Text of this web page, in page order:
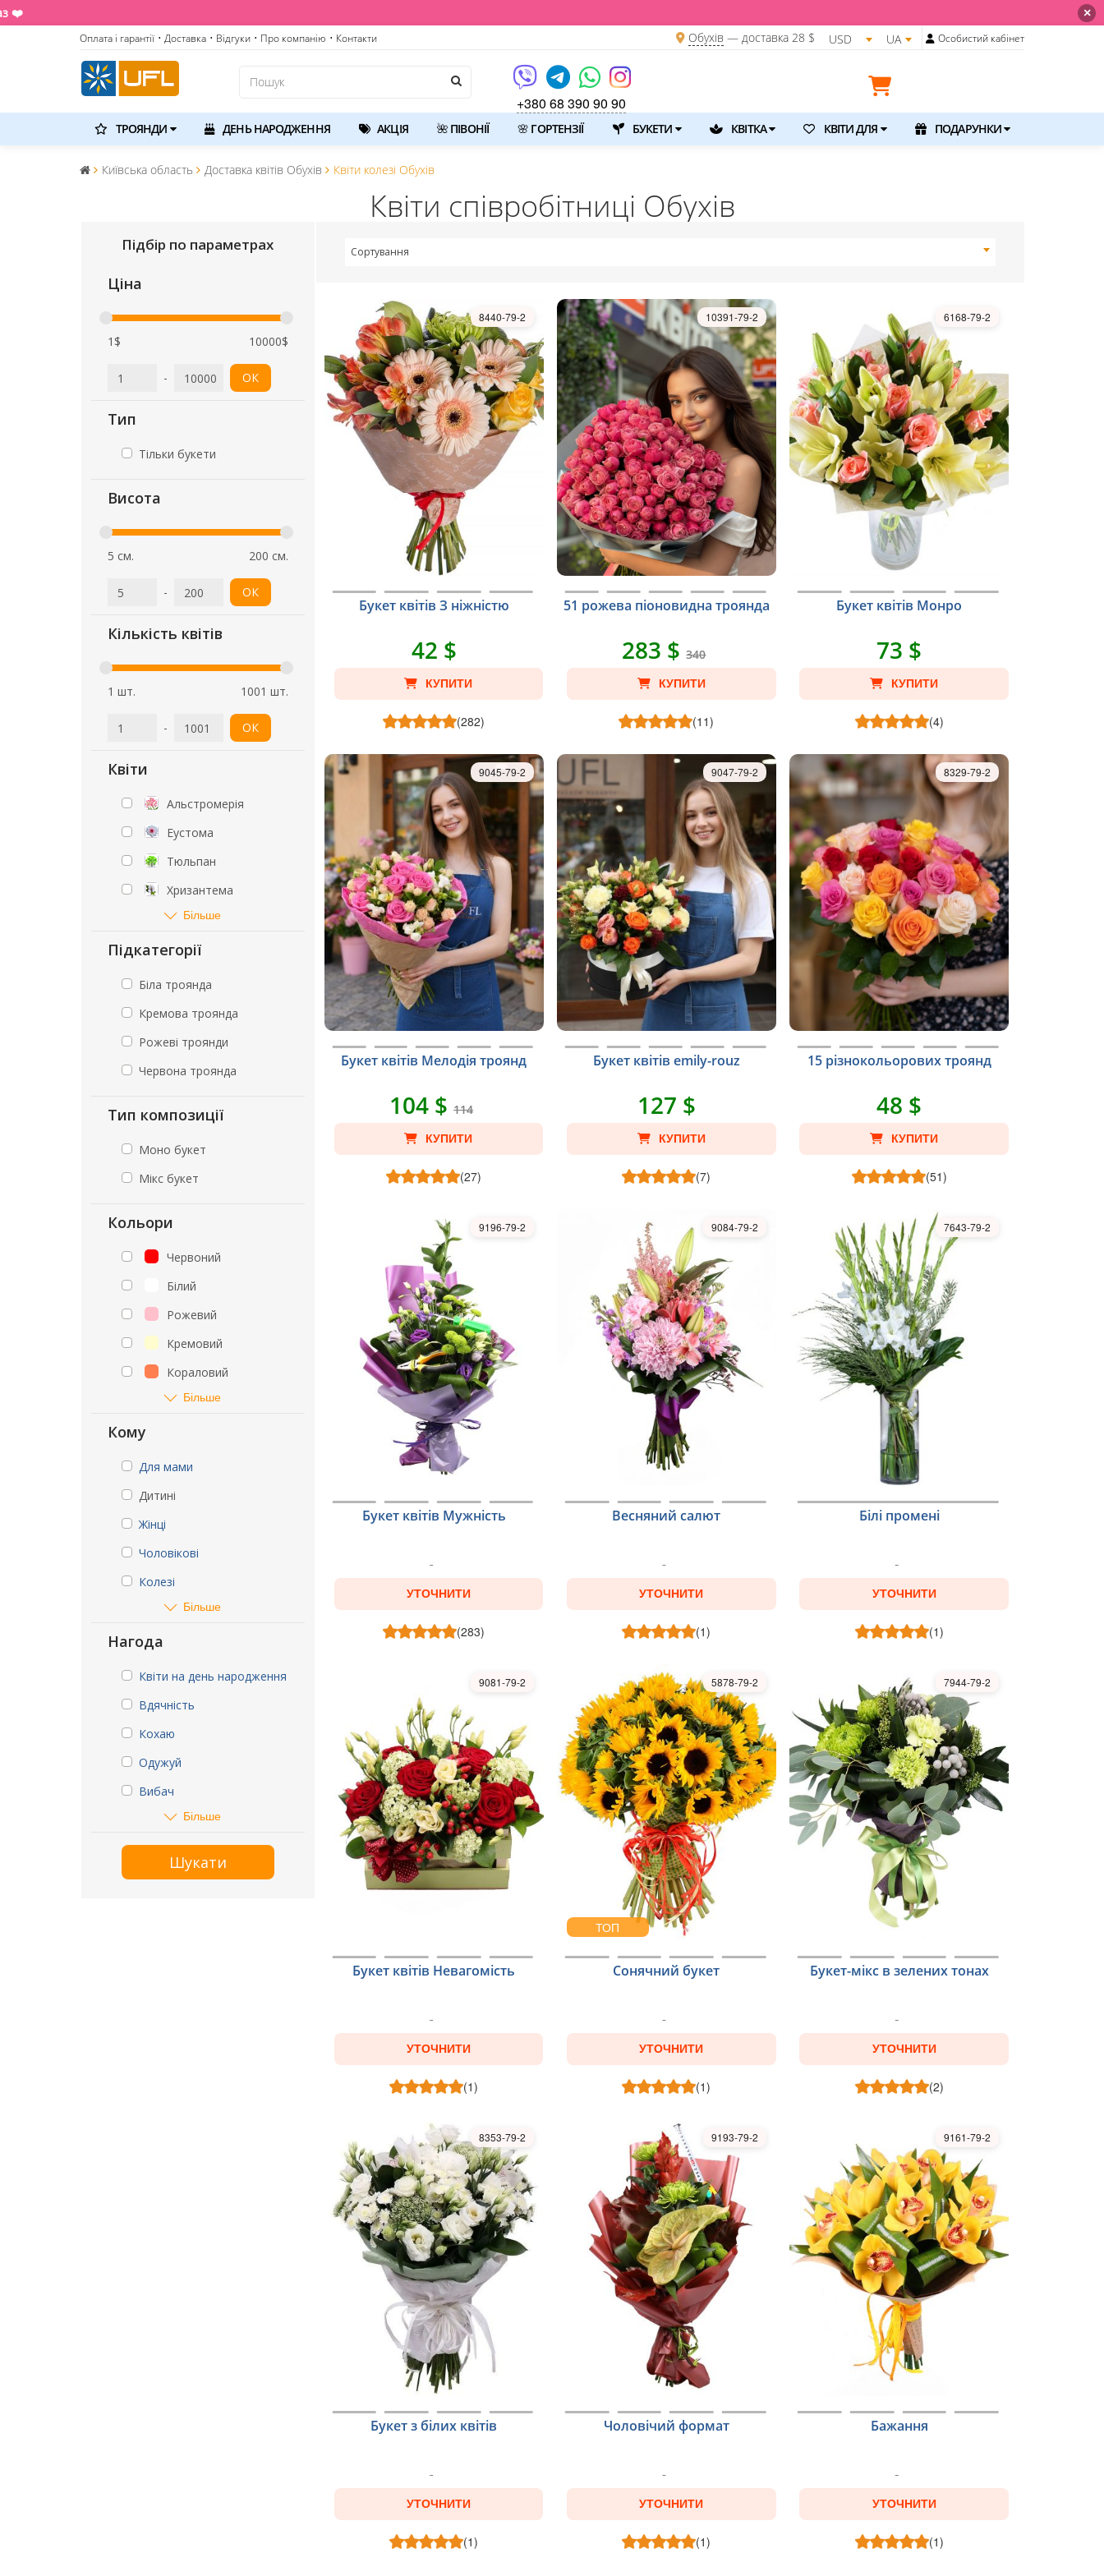
💐 Щойно отримали свіжу
×
Оплата і гарантії • Доставка • Відгуки • Про компанію • Контакти Обухів— доставка 28 $ USD UA Особистий кабінет
+380 68 390 90 90
ТРОЯНДИ ДЕНЬ НАРОДЖЕННЯ АКЦІЯ 🌺 ПІВОНІЇ 🌸 ГОРТЕНЗІЇ БУКЕТИ КВІТКА КВІТИ ДЛЯ ПОДАРУНКИ
Київська область Доставка квітів Обухів Квіти колезі Обухів
Квіти співробітниці Обухів
Підбір по параметрах
Ціна
1$ 10000$
- ОК
Тип
Тільки букети
Висота
5 см. 200 см.
- ОК
Кількість квітів
1 шт. 1001 шт.
- ОК
Квіти
Альстромерія
Еустома
Тюльпан
Хризантема
Більше
Підкатегорії
Біла троянда
Кремова троянда
Рожеві троянди
Червона троянда
Тип композиції
Моно букет
Мікс букет
Кольори
Червоний
Білий
Рожевий
Кремовий
Кораловий
Більше
Кому
Для мами
Дитині
Жінці
Чоловікові
Колезі
Більше
Нагода
Квіти на день народження
Вдячність
Кохаю
Одужуй
Вибач
Більше
Шукати
Сортування
Букет квітів З ніжністю
8440-79-2
42 $
КУПИТИ
(282)
51 рожева піоновидна троянда
10391-79-2
283 $340
КУПИТИ
(11)
Букет квітів Монро
6168-79-2
73 $
КУПИТИ
(4)
Букет квітів Мелодія троянд
9045-79-2
104 $114
КУПИТИ
(27)
Букет квітів emily-rouz
9047-79-2
127 $
КУПИТИ
(7)
15 різнокольорових троянд
8329-79-2
48 $
КУПИТИ
(51)
Букет квітів Мужність
9196-79-2
УТОЧНИТИ
(283)
Весняний салют
9084-79-2
УТОЧНИТИ
(1)
Білі промені
7643-79-2
УТОЧНИТИ
(1)
Букет квітів Невагомість
9081-79-2
УТОЧНИТИ
(1)
ТОП
Сонячний букет
5878-79-2
УТОЧНИТИ
(1)
Букет-мікс в зелених тонах
7944-79-2
УТОЧНИТИ
(2)
Букет з білих квітів
8353-79-2
УТОЧНИТИ
(1)
Чоловічий формат
9193-79-2
УТОЧНИТИ
(1)
Бажання
9161-79-2
УТОЧНИТИ
(1)